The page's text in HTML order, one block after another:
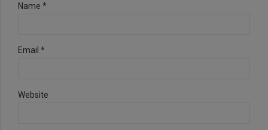
Name *
Email *
Website